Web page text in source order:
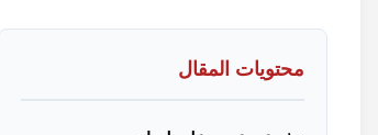
محتويات المقال